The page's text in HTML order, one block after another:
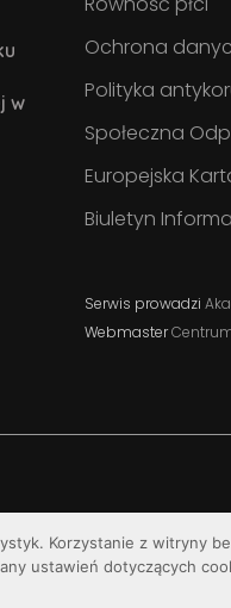
w
Ochrona
Polityka
Społeczna
Europejska
Biuletyn
Serwis prowadzi
Webmaster
Korzystanie z witryny
ustawień dotyczących